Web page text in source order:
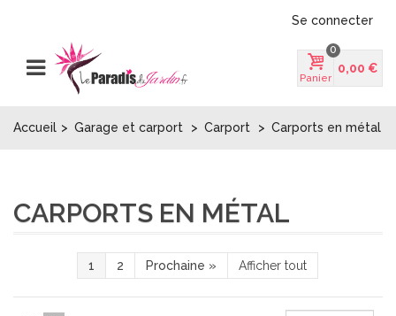
Se connecter
Panier
0
0,00 €
Accueil > Garage et carport > Carport > Carports en métal
CARPORTS EN MÉTAL
1 2 Prochaine » Afficher tout